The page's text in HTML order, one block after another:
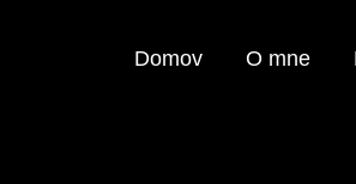
Domov O mne